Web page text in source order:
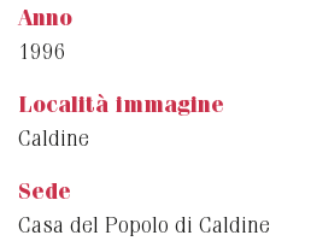
Anno
1996
Località immagine
Caldine
Sede
Casa del Popolo di Caldine